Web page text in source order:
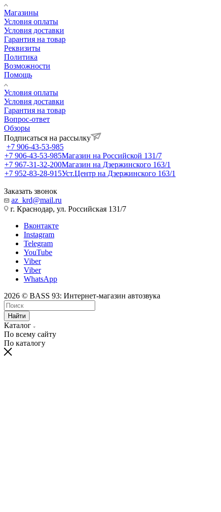
Магазины
Условия оплаты
Условия доставки
Гарантия на товар
Реквизиты
Политика
Возможности
Помощь
Условия оплаты
Условия доставки
Гарантия на товар
Вопрос-ответ
Обзоры
Подписаться на рассылку
+7 906-43-53-985
+7 906-43-53-985Магазин на Российской 131/7
+7 967-31-32-200Магазин на Дзержинского 163/1
+7 952-83-28-915Уст.Центр на Дзержинского 163/1
Заказать звонок
az_krd@mail.ru
г. Краснодар, ул. Российская 131/7
Вконтакте
Instagram
Telegram
YouTube
Viber
Viber
WhatsApp
2026 © BASS 93: Интернет-магазин автозвука
Найти
Каталог
По всему сайту
По каталогу